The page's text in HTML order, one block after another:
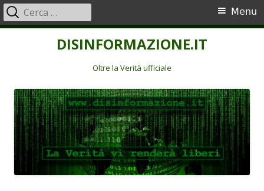
DISINFORMAZIONE.IT
Oltre la Verità ufficiale
Menu
principale
Menu
Ricerca
per: